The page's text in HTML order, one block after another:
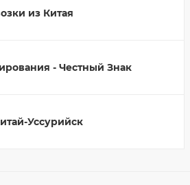
из Китая
- Честный Знак
Уссурийск